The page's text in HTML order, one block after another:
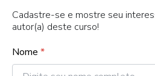
Cadastre-se e mostre seu
autor(a) deste curso!
Nome *